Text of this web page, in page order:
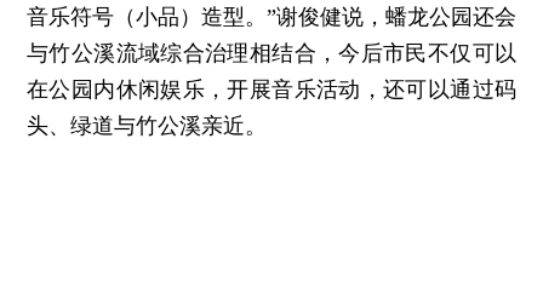
音乐符号（小品）造型。”谢俊健说，蟠龙公园还会
与竹公溪流域综合治理相结合，今后市民不仅可以
在公园内休闲娱乐，开展音乐活动，还可以通过码
头、绿道与竹公溪亲近。